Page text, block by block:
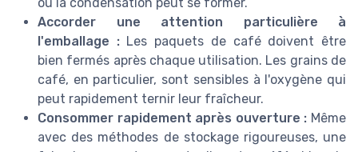
Accorder une attention particulière à
l'emballage :Les paquets de café doivent être
bien fermés après chaque utilisation. Les grains de
café, en particulier, sont sensibles à l'oxygène qui
peut rapidement ternir leur fraîcheur.
Consommer rapidement après ouverture : Même
avec des méthodes de stockage rigoureuses, une